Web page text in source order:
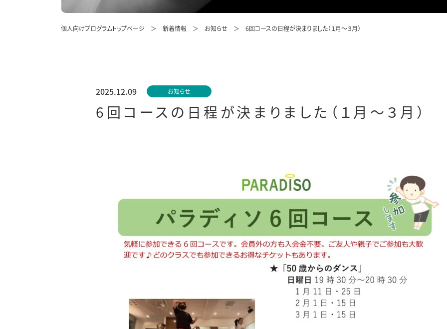
個人向けプログラムトップページ 新着情報 お知らせ 6回コースの日程が決まりました（１月～３月）
2025.12.09 お知らせ
6回コースの日程が決まりました（１月～３月）